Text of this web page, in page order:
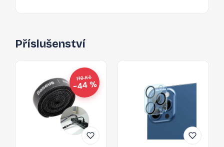
Příslušenství
119 Kč
−44 %